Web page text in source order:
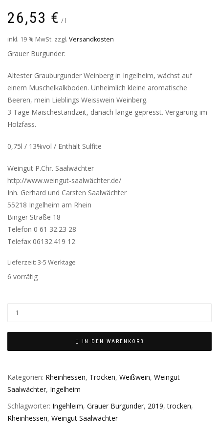
26,53 € / l
inkl. 19 % MwSt. zzgl. Versandkosten
Grauer Burgunder:
Ältester Grauburgunder Weinberg in Ingelheim, wächst auf
einem Muschelkalkboden. Unheimlich kleine aromatische
Beeren, mein Lieblings Weisswein Weinberg.
3 Tage Maischestandzeit, danach lange gepresst. Vergärung im
Holzfass.
0,75l / 13%vol / Enthält Sulfite
Weingut P.Chr. Saalwächter
http://www.weingut-saalwächter.de/
Inh. Gerhard und Carsten Saalwächter
55218 Ingelheim am Rhein
Binger Straße 18
Telefon 0 61 32.23 28
Telefax 06132.419 12
Lieferzeit: 3-5 Werktage
6 vorrätig
IN DEN WARENKORB
Kategorien: Rheinhessen, Trocken, Weißwein, Weingut
Saalwächter, Ingelheim
Schlagwörter: Ingehleim, Grauer Burgunder, 2019,trocken,
Rheinhessen, Weingut Saalwächter